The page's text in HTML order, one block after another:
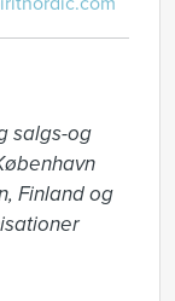
salgs-og
Finland og